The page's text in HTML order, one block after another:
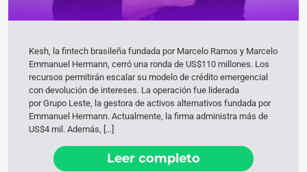
Kesh, la fintech brasileña fundada por Marcelo Ramos y Marcelo
Emmanuel Hermann, cerró una ronda de US$110 millones. Los
recursos permitirán escalar su modelo de crédito emergencial
con devolución de intereses. La operación fue liderada
por Grupo Leste, la gestora de activos alternativos fundada por
Emmanuel Hermann. Actualmente, la firma administra más de
US$4 mil. Además, […]
Leer completo